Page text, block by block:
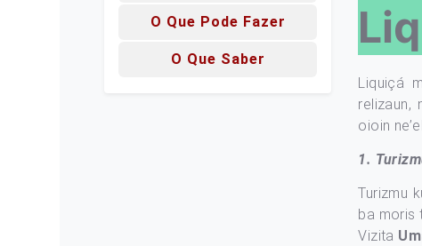
O Que Pode Fazer
O Que Saber
Liquiçá
relizaun,
oioin
1.
Turizmu
ba moris
Vizita